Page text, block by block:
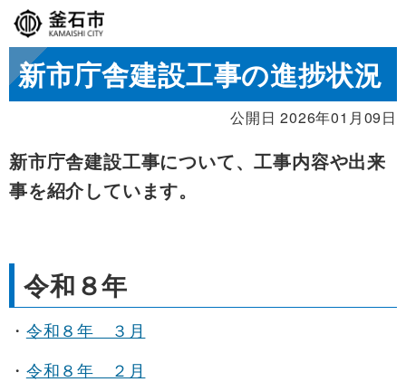
新市庁舎建設工事の進捗状況
公開日 2026年01月09日
新市庁舎建設工事について、工事内容や出来
事を紹介しています。
令和８年
・ 令和８年 ３月
・ 令和８年 ２月